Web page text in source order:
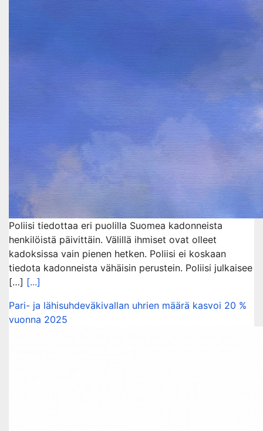
Poliisi tiedottaa eri puolilla Suomea kadonneista
henkilöistä päivittäin. Välillä ihmiset ovat olleet
kadoksissa vain pienen hetken. Poliisi ei koskaan
tiedota kadonneista vähäisin perustein. Poliisi julkaisee
[…] [...]
Pari- ja lähisuhdeväkivallan uhrien määrä kasvoi 20 %
vuonna 2025